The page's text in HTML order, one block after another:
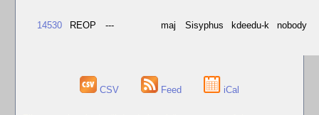
14530 REOP --- maj Sisyphus kdeedu-k nobody
CSV Feed iCal